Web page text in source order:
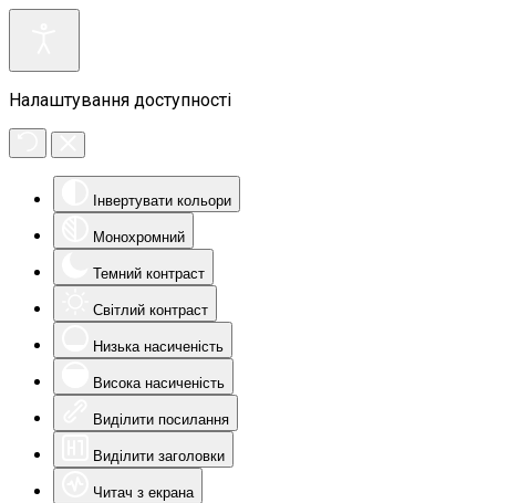
Налаштування доступності
Інвертувати кольори
Монохромний
Темний контраст
Світлий контраст
Низька насиченість
Висока насиченість
Виділити посилання
Виділити заголовки
Читач з екрана